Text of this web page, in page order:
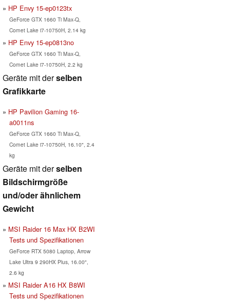
HP Envy 15-ep0123tx
GeForce GTX 1660 Ti Max-Q,
Comet Lake i7-10750H, 2.14 kg
HP Envy 15-ep0813no
GeForce GTX 1660 Ti Max-Q,
Comet Lake i7-10750H, 2.2 kg
Geräte mit derselben
Grafikkarte
HP Pavilion Gaming 16-
a0011ns
GeForce GTX 1660 Ti Max-Q,
Comet Lake i7-10750H, 16.10", 2.4
kg
Geräte mit derselben
Bildschirmgröße
und/oder ähnlichem
Gewicht
MSI Raider 16 Max HX B2WI
Tests und Spezifikationen
GeForce RTX 5080 Laptop, Arrow
Lake Ultra 9 290HX Plus, 16.00",
2.6 kg
MSI Raider A16 HX B8WI
Tests und Spezifikationen